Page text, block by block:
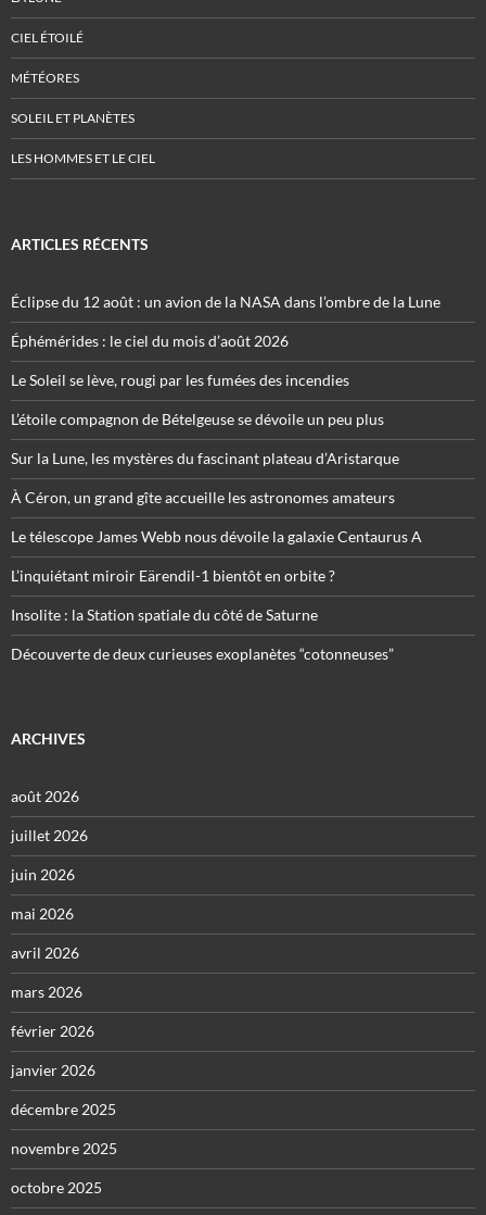
CIEL ÉTOILÉ
MÉTÉORES
SOLEIL ET PLANÈTES
LES HOMMES ET LE CIEL
ARTICLES RÉCENTS
Éclipse du 12 août : un avion de la NASA dans l’ombre de la Lune
Éphémérides : le ciel du mois d’août 2026
Le Soleil se lève, rougi par les fumées des incendies
L’étoile compagnon de Bételgeuse se dévoile un peu plus
Sur la Lune, les mystères du fascinant plateau d’Aristarque
À Céron, un grand gîte accueille les astronomes amateurs
Le télescope James Webb nous dévoile la galaxie Centaurus A
L’inquiétant miroir Eärendil-1 bientôt en orbite ?
Insolite : la Station spatiale du côté de Saturne
Découverte de deux curieuses exoplanètes “cotonneuses”
ARCHIVES
août 2026
juillet 2026
juin 2026
mai 2026
avril 2026
mars 2026
février 2026
janvier 2026
décembre 2025
novembre 2025
octobre 2025